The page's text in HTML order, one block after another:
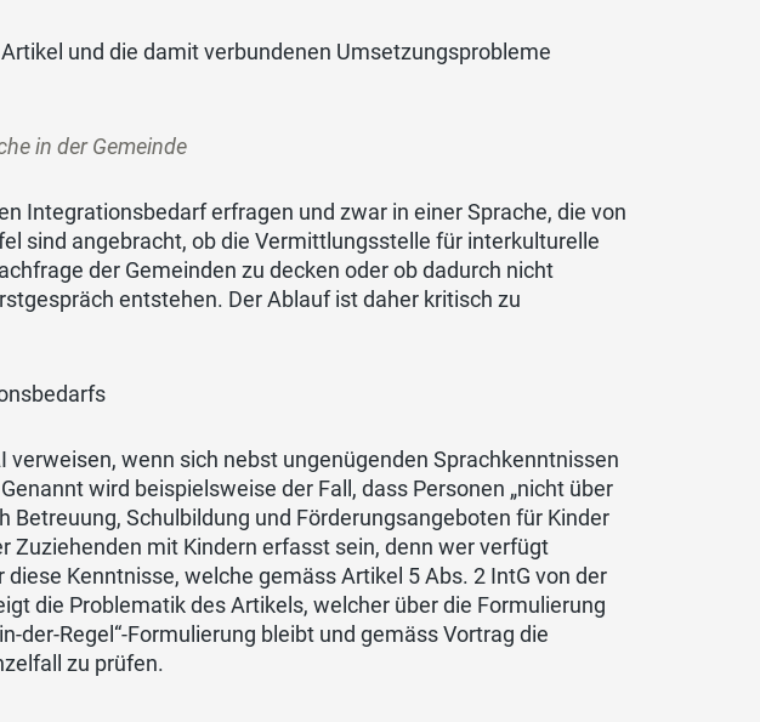
und die damit verbundenen Umsetzungsprobleme
in der Gemeinde
Integrationsbedarf erfragen und zwar in einer Sprache, die von
sind angebracht, ob die Vermittlungsstelle für interkulturelle
der Gemeinden zu decken oder ob dadurch nicht
entstehen. Der Ablauf ist daher kritisch zu
verweisen, wenn sich nebst ungenügenden Sprachkenntnissen
wird beispielsweise der Fall, dass Personen „nicht über
Schulbildung und Förderungsangeboten für Kinder
Zuziehenden mit Kindern erfasst sein, denn wer verfügt
Kenntnisse, welche gemäss Artikel 5 Abs. 2 IntG von der
die Problematik des Artikels, welcher über die Formulierung
der-Regel“-Formulierung bleibt und gemäss Vortrag die
zu prüfen.